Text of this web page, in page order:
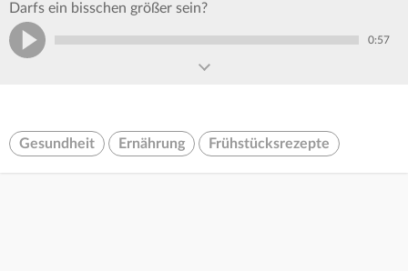
Darfs ein bisschen größer sein?
0:57
Gesundheit Ernährung Frühstücksrezepte